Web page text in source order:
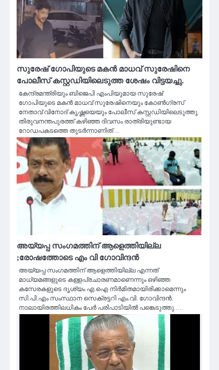
സുരേഷ് ഗോപിയുടെ മകൻ മാധവ് സുരേഷിനെ
പോലീസ് കസ്റ്റഡിയിലെടുത്ത ശേഷം വിട്ടയച്ചു.
കേന്ദ്രമന്ത്രിയും ബിജെപി എംപിയുമായ സുരേഷ്
ഗോപിയുടെ മകൻ മാധവ് സുരേഷിനെയും കോൺഗ്രസ്
നേതാവ് വിനോദ് കൃഷ്ണയെയും പോലീസ് കസ്റ്റഡിയിലെടുത്തു.
തിരുവനന്തപുരത്ത് കഴിഞ്ഞ ദിവസം രാത്രിയുണ്ടായ
റോഡപകടത്തെ തുടർന്നാണിത്…
അയ്യപ്പ സംഗമത്തിന് ആളെത്തിയില്ല
;രോഷത്തോടെ എം വി ഗോവിന്ദൻ
അയ്യപ്പ സംഗമത്തിന് ആളെത്തിയില്ല എന്നത്
മാധ്യമങ്ങളുടെ കള്ളപ്രചാരണമാണെന്നും ഒഴിഞ്ഞ
കസേരകളുടെ ദൃശ്യം എ.ഐ നിര്‍മിതമായിരിക്കാമെന്നും
സി.പി.എം സംസ്ഥാന സെക്രട്ടറി എം.വി. ഗോവിന്ദന്‍.
നാലായിരത്തിലധികം പേര്‍ പരിപാടിയില്‍ പങ്കെടുത്തു.…